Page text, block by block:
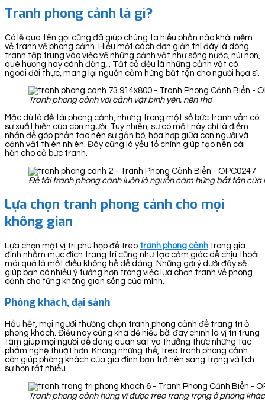
Tranh phong cảnh là gì?
Có lẽ qua tên gọi cũng đã giúp chúng ta hiểu phần nào khái niệm
về tranh vẽ phong cảnh. Hiểu một cách đơn giản thì đây là dòng
tranh tập trung vào việc vẽ những cảnh vật như sông nước, núi non,
quê hương hay cánh đồng,.. Tất cả đều là những cảnh vật có
ngoài đời thực, mang lại nguồn cảm hứng bất tận cho người họa sĩ.
Tranh phong cảnh với cảnh vật bình yên, nên thơ
Mặc dù là đề tài phong cảnh, nhưng trong một số bức tranh vẫn có
sự xuất hiện của con người. Tuy nhiên, sự có mặt này chỉ là điểm
nhấn để góp phần tạo nên sự gắn bó, hòa hợp giữa con người và
cảnh vật thiên nhiên. Đây cũng là yếu tố chính giúp tạo nên cái
hồn cho cả bức tranh.
Đề tài tranh phong cảnh luôn là nguồn cảm hứng bất tận của
Lựa chọn tranh phong cảnh cho mọi
không gian
Lựa chọn một vị trí phù hợp để treo tranh phong cảnh trong gia
đình nhằm mục đích trang trí cũng như tạo cảm giác dễ chịu thoải
mái quả là một điều không hề dễ dàng. Những gợi ý dưới đây sẽ
giúp bạn có nhiều ý tưởng hơn trong việc lựa chọn tranh về phong
cảnh cho từng không gian sống của mình.
Phòng khách, đại sảnh
Hầu hết, mọi người thường chọn tranh phong cảnh để trang trí ở
phòng khách. Điều này cũng khá dễ hiểu bởi đây chính là vị trí trung
tâm giúp mọi người dễ dàng quan sát và thưởng thức những tác
phẩm nghệ thuật hơn. Không những thế, treo tranh phong cảnh
còn giúp phòng khách của gia đình bạn trở nên sang trọng và lịch
sự hơn rất nhiều.
Tranh phong cảnh hùng vĩ được treo trang trọng ở phòng